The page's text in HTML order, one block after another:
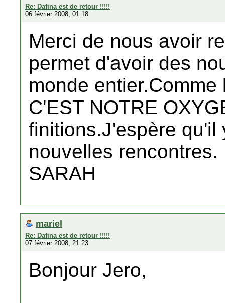
Re: Dafina est de retour !!!!!
06 février 2008, 01:18
Merci de nous avoir
permet d'avoir des
monde
C'EST NOTRE
finitions.J'espère qu'il
nouvelles rencontres.
SARAH
mariel
Re: Dafina est de retour !!!!!
07 février 2008, 21:23
Bonjour Jero,